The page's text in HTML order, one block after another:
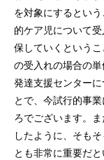
を対象にするとい
的ケア児について
保していくという
の受入れの場合の
発達支援センター
とで、今試行的事
ろでございます。
したように、そも
とも非常に重要だ